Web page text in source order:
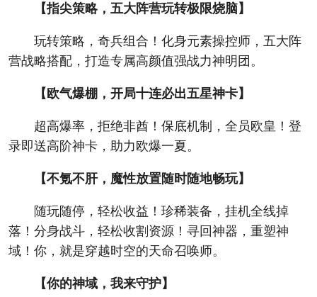
【指尖策略，五大阵营玩转极限烧脑】
玩转策略，奇兵组合！化身元素操控师，五大阵
营战略搭配，打造专属高颜值强战力神明团。
【欧气爆棚，开局十连必出五星神卡】
超高爆率，拒绝非酋！保底机制，全员欧皇！登
录即送高阶神卡，助力欧爆一夏。
【不氪不肝，魔性放置随时随地畅玩】
随玩随停，轻松收益！珍稀装备，挂机全线掉
落！分身战斗，轻松收割资源！寻回神器，重塑神
域！你，就是穿越时空的天命召唤师。
【你的神域，我来守护】